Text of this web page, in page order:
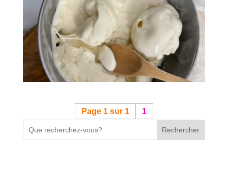
Page 1 sur 1 1
Rechercher